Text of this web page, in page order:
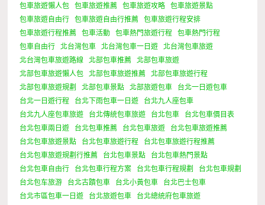
包車旅遊懶人包
包車旅遊推薦 包車旅遊攻略
包車旅遊景點
包車旅遊自由行
包車旅遊自由行推薦
包車旅遊行程安排
包車旅遊行程推薦
包車活動 包車熱門旅遊行程
包車熱門行程
包車自由行
北台灣包車 北台灣包車一日遊
北台灣包車旅遊
北台灣包車旅遊路線
北部包車推薦
北部包車旅遊
北部包車旅遊懶人包
北部包車旅遊推薦
北部包車旅遊行程
北部包車旅遊規劃
北部包車景點 北部旅遊包車
台北一日遊包車
台北一日遊行程
台北下雨包車一日遊
台北九人座包車
台北九人座包車旅遊
台北傳統包車旅遊 台北包車
台北包車價目表
台北包車兩日遊
台北包車推薦 台北包車旅遊
台北包車旅遊推薦
台北包車旅遊景點
台北包車旅遊行程
台北包車旅遊行程推薦
台北包車旅遊規劃行推薦
台北包車景點
台北包車熱門景點
台北包車自由行
台北包車行程方案 台北包車行程規劃
台北包車規劃
台北包车旅游
台北古蹟包車 台北小黃包車
台北巴士包車
台北市區包車一日遊
台北旅遊包車
台北總統府包車旅遊